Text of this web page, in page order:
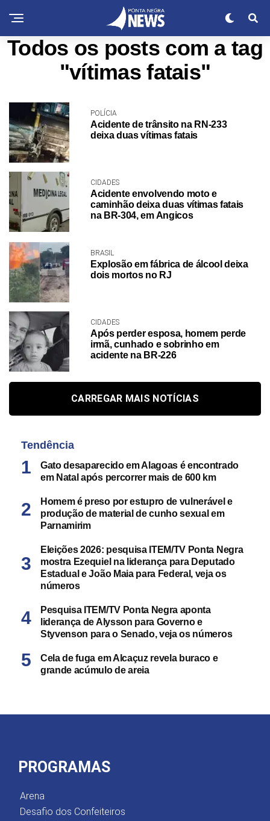
Todos os posts com a tag
"vítimas fatais"
POLÍCIA
Acidente de trânsito na RN-233
deixa duas vítimas fatais
CIDADES
Acidente envolvendo moto e
caminhão deixa duas vítimas fatais
na BR-304, em Angicos
BRASIL
Explosão em fábrica de álcool deixa
dois mortos no RJ
CIDADES
Após perder esposa, homem perde
irmã, cunhado e sobrinho em
acidente na BR-226
CARREGAR MAIS NOTÍCIAS
Tendência
Gato desaparecido em Alagoas é encontrado
em Natal após percorrer mais de 600 km
Homem é preso por estupro de vulnerável e
produção de material de cunho sexual em
Parnamirim
Eleições 2026: pesquisa ITEM/TV Ponta Negra
mostra Ezequiel na liderança para Deputado
Estadual e João Maia para Federal, veja os
números
Pesquisa ITEM/TV Ponta Negra aponta
liderança de Alysson para Governo e
Styvenson para o Senado, veja os números
Cela de fuga em Alcaçuz revela buraco e
grande acúmulo de areia
PROGRAMAS
Arena
Desafio dos Confeiteiros